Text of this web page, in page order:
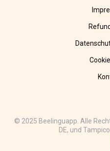
© 2025 Beelinguapp. Alle
DE, und